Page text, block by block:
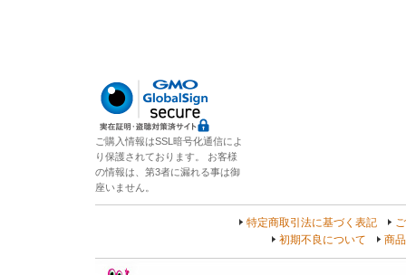
ご購入情報はSSL暗号化通信によ
り保護されております。 お客様
の情報は、第3者に漏れる事は御
座いません。
特定商取引法に基づく表記
初期不良について
商